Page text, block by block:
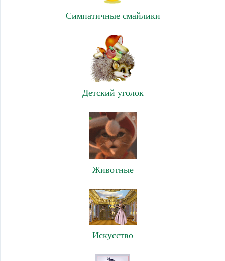
Симпатичные смайлики
Детский уголок
Животные
Искусство